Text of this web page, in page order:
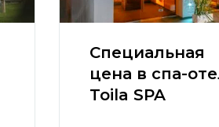
Специальная
цена в спа-
Toila SPA